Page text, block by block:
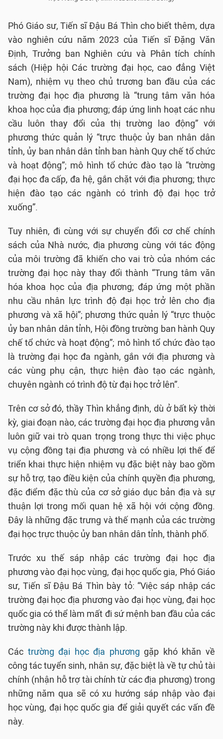
Phó Giáo sư, Tiến sĩ Đậu Bá Thìn cho biết thêm, dựa
vào nghiên cứu năm 2023 của Tiến sĩ Đặng Văn
Định, Trưởng ban Nghiên cứu và Phân tích chính
sách (Hiệp hội Các trường đại học, cao đẳng Việt
Nam), nhiệm vụ theo chủ trương ban đầu của các
trường đại học địa phương là “trung tâm văn hóa
khoa học của địa phương; đáp ứng linh hoạt các nhu
cầu luôn thay đổi của thị trường lao động” với
phương thức quản lý “trực thuộc ủy ban nhân dân
tỉnh, ủy ban nhân dân tỉnh ban hành Quy chế tổ chức
và hoạt động”; mô hình tổ chức đào tạo là “trường
đại học đa cấp, đa hệ, gắn chặt với địa phương; thực
hiện đào tạo các ngành có trình độ đại học trở
xuống”.
Tuy nhiên, đi cùng với sự chuyển đổi cơ chế chính
sách của Nhà nước, địa phương cùng với tác động
của môi trường đã khiến cho vai trò của nhóm các
trường đại học này thay đổi thành “Trung tâm văn
hóa khoa học của địa phương; đáp ứng một phần
nhu cầu nhân lực trình độ đại học trở lên cho địa
phương và xã hội”; phương thức quản lý “trực thuộc
ủy ban nhân dân tỉnh, Hội đồng trường ban hành Quy
chế tổ chức và hoạt động”; mô hình tổ chức đào tạo
là trường đại học đa ngành, gắn với địa phương và
các vùng phụ cận, thực hiện đào tạo các ngành,
chuyên ngành có trình độ từ đại học trở lên”.
Trên cơ sở đó, thầy Thìn khẳng định, dù ở bất kỳ thời
kỳ, giai đoạn nào, các trường đại học địa phương vẫn
luôn giữ vai trò quan trọng trong thực thi việc phục
vụ cộng đồng tại địa phương và có nhiều lợi thế để
triển khai thực hiện nhiệm vụ đặc biệt này bao gồm
sự hỗ trợ, tạo điều kiện của chính quyền địa phương,
đặc điểm đặc thù của cơ sở giáo dục bản địa và sự
thuận lợi trong mối quan hệ xã hội với cộng đồng.
Đây là những đặc trưng và thế mạnh của các trường
đại học trực thuộc ủy ban nhân dân tỉnh, thành phố.
Trước xu thế sáp nhập các trường đại học địa
phương vào đại học vùng, đại học quốc gia, Phó Giáo
sư, Tiến sĩ Đậu Bá Thìn bày tỏ: “Việc sáp nhập các
trường đại học địa phương vào đại học vùng, đại học
quốc gia có thể làm mất đi sứ mệnh ban đầu của các
trường này khi được thành lập.
Các trường đại học địa phương gặp khó khăn về
công tác tuyển sinh, nhân sự, đặc biệt là về tự chủ tài
chính (nhận hỗ trợ tài chính từ các địa phương) trong
những năm qua sẽ có xu hướng sáp nhập vào đại
học vùng, đại học quốc gia để giải quyết các vấn đề
này.